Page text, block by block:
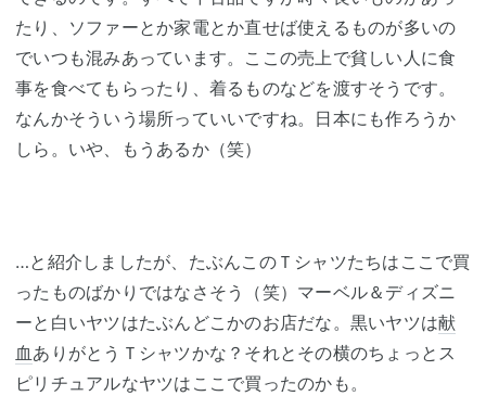
たり、ソファーとか家電とか直せば使えるものが多いの
でいつも混みあっています。ここの売上で貧しい人に食
事を食べてもらったり、着るものなどを渡すそうです。
なんかそういう場所っていいですね。日本にも作ろうか
しら。いや、もうあるか（笑）
…と紹介しましたが、たぶんこのＴシャツたちはここで買
ったものばかりではなさそう（笑）マーベル＆ディズニ
ーと白いヤツはたぶんどこかのお店だな。黒いヤツは献
血 ありがとうＴシャツかな？それとその横のちょっとス
ピリチュアルなヤツはここで買ったのかも。